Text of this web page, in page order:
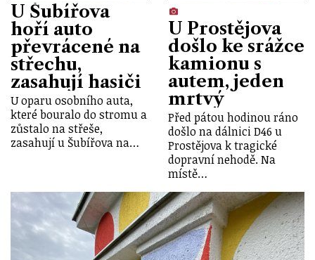
U Šubířova
hoří auto
převrácené na
střechu,
zasahují hasiči
U oparu osobního auta,
které bouralo do stromu a
zůstalo na střeše,
zasahují u Šubířova na…
U Prostějova
došlo ke srážce
kamionu s
autem, jeden
mrtvý
Před pátou hodinou ráno
došlo na dálnici D46 u
Prostějova k tragické
dopravní nehodě. Na
místě…